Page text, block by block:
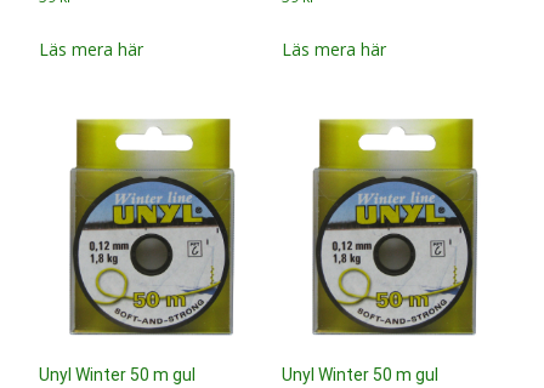
Läs mera här Läs mera här
Unyl Winter 50 m gul
Unyl Winter 50 m gul